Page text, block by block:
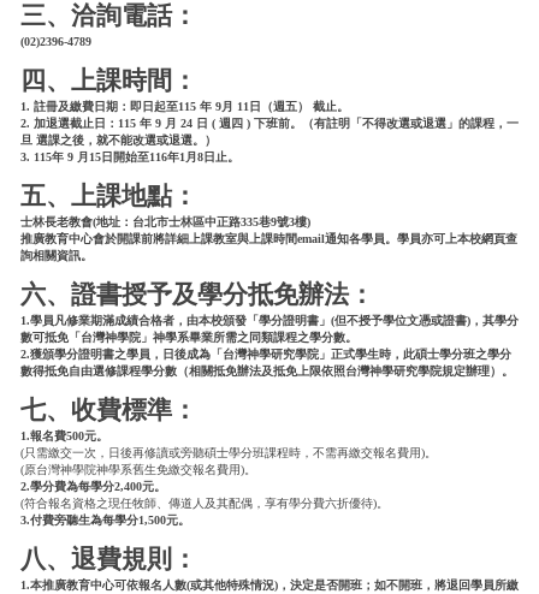
三、洽詢電話：
(02)2396-4789
四、上課時間：
1. 註冊及繳費日期：即日起至115 年 9月 11日（週五） 截止。
2. 加退選截止日：115 年 9 月 24 日 ( 週四 ) 下班前。（有註明「不得改選或退選」的課程，一
旦 選課之後，就不能改選或退選。）
3. 115年 9 月15日開始至116年1月8日止。
五、上課地點：
士林長老教會(地址：台北市士林區中正路335巷9號3樓)
推廣教育中心會於開課前將詳細上課教室與上課時間email通知各學員。學員亦可上本校網頁查
詢相關資訊。
六、證書授予及學分抵免辦法：
1.學員凡修業期滿成績合格者，由本校頒發「學分證明書」(但不授予學位文憑或證書)，其學分
數可抵免「台灣神學院」神學系畢業所需之同類課程之學分數。
2.獲頒學分證明書之學員，日後成為「台灣神學研究學院」正式學生時，此碩士學分班之學分
數得抵免自由選修課程學分數（相關抵免辦法及抵免上限依照台灣神學研究學院規定辦理）。
七、收費標準：
1.報名費500元。
(只需繳交一次，日後再修讀或旁聽碩士學分班課程時，不需再繳交報名費用)。
(原台灣神學院神學系舊生免繳交報名費用)。
2.學分費為每學分2,400元。
(符合報名資格之現任牧師、傳道人及其配偶，享有學分費六折優待)。
3.付費旁聽生為每學分1,500元。
八、退費規則：
1.本推廣教育中心可依報名人數(或其他特殊情況)，決定是否開班；如不開班，將退回學員所繳